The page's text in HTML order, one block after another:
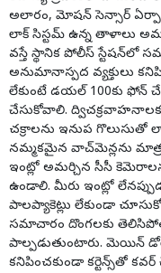
అలారం, మోషన్ సెన్సార్
లాక్ సిస్టమ్ ఉన్న తాళాలు
వస్తే స్థానిక పోలీస్
అనుమానాస్పద వ్యక్తులు
లేకుంటే డయల్ 100కు
చేసుకోవాలి.
చక్రాలను ఇనుప
నమ్మకమైన వాచ్‌మెన్లను
ఇంట్లో అమర్చిన సీసీ
ఉండాలి. మీరు ఇంట్లో
పాలప్యాకెట్లు లేకుండా
సమాచారం దొంగలకు
పాల్పడుతుంటారు. మెయిన్
కనిపించకుండా కర్టెన్స్‌తో